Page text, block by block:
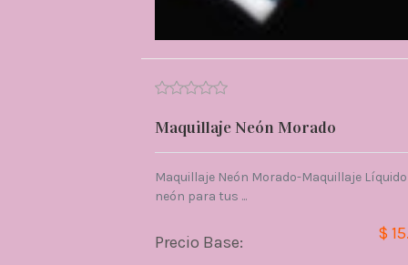
Maquillaje Neón Morado
Maquillaje Neón Morado-Maquillaje Líquido
neón para tus ...
Precio Base: $